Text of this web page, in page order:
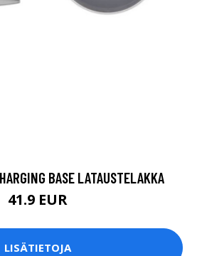
BASE LATAUSTELAKKA
41.9 EUR
LISÄTIETOJA